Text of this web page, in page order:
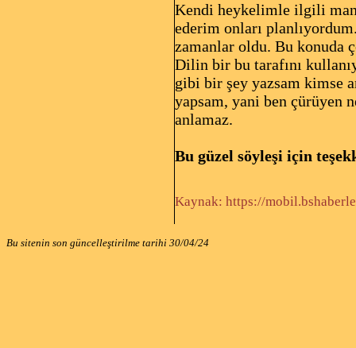
Kendi heykelimle ilgili
ederim onları
zamanlar oldu. Bu konuda
Dilin bir bu tarafını
gibi bir şey yazsam kimse
yapsam, yani ben çürüyen
anlamaz.
Bu güzel söyleşi için
Kaynak: https://
Bu sitenin son güncelleştirilme tarihi 30/04/24